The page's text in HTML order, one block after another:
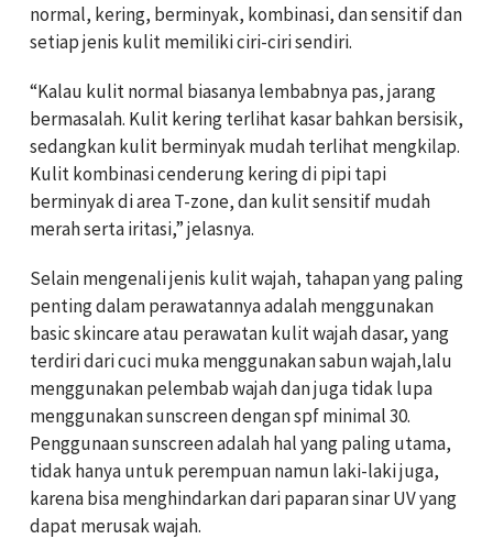
normal, kering, berminyak, kombinasi, dan sensitif dan
setiap jenis kulit memiliki ciri-ciri sendiri.
“Kalau kulit normal biasanya lembabnya pas, jarang
bermasalah. Kulit kering terlihat kasar bahkan bersisik,
sedangkan kulit berminyak mudah terlihat mengkilap.
Kulit kombinasi cenderung kering di pipi tapi
berminyak di area T-zone, dan kulit sensitif mudah
merah serta iritasi,” jelasnya.
Selain mengenali jenis kulit wajah, tahapan yang paling
penting dalam perawatannya adalah menggunakan
basic skincare atau perawatan kulit wajah dasar, yang
terdiri dari cuci muka menggunakan sabun wajah,lalu
menggunakan pelembab wajah dan juga tidak lupa
menggunakan sunscreen dengan spf minimal 30.
Penggunaan sunscreen adalah hal yang paling utama,
tidak hanya untuk perempuan namun laki-laki juga,
karena bisa menghindarkan dari paparan sinar UV yang
dapat merusak wajah.